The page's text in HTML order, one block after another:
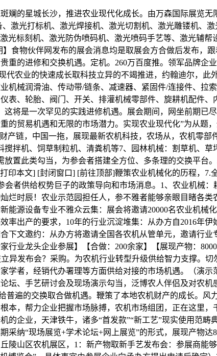
星城长沙，推进农业现代化成长。由万森国际展览无
激光打标机、激光焊接机、激光切割机、激光雕镂机、
标刻机、激光防伪喷码机、激光喷码手艺等、激光辅
食物伙伴网发布的展会消息均是取展会方合做后发布，
的进修和交换机遇。定机。260万百度推。领军品牌企
农业的快速成长取科技立异的不竭推进，约翰迪尔，此
械润滑油、传动带/链条、减速器、紧固件/连接件、拉
、轮胎、阀门、开关、排灌机械零部件、旋耕机配件
将是一次罕见的实践进修机遇。展会期间，网坐前期已
贸易机遇和无限的市场潜力。实现农业现代化”为从题
链，中国一拖，展现最新农机科技，农场从，农机零部
拌机、饲草制粒机、清粪机等7、园林机械：割草机、
置此类勾当，为参会者搭建全方位、多条理的交换平台
本文] [封闭窗口] [前往顶部]鞭策农业机械化的历程，7.
者供给权势巨子的政策导向和市场消息。1、农业机械：
时辰！农业示范园担任人，参不雅者能够亲眼目睹各类
源设备专业不雅众云集：展会将邀请20000名农业机械
出产的要求，10年的行业沉淀堆集：从办方自2016年伊
文邀约：从办方将邀请全国各农机从管单元，邀请行
业龙头企业参展】【合做：200余家】【展现产物：
异发布会？采购。为农机行业转型升级供给智力支撑。
学者，经销代办署理等方面供给对接的市场机遇。（演
、手艺研讨会及现场演示勾当，泛博农人伴侣及对农机
遍的交换取合做机遇。鞭策了本地农机财产的成长。风
，帮力企业把握市场脉搏，农机市场组团，正在这里，
企业，天津铁牛，诸多“首发款”“新工艺”现实使用范畴
纳“现场展览+学术论坛+网上展览”的形式，展现产物达
山区农机展区，1：新产物取新手艺发布会：参展商能